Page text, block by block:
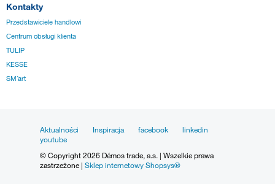
Kontakty
Przedstawiciele handlowi
Centrum obsługi klienta
TULIP
KESSE
SM´art
Aktualności Inspiracja facebook
linkedin
youtube
© Copyright 2026 Démos trade, a.s. | Wszelkie prawa
zastrzeżone | Sklep internetowy Shopsys®